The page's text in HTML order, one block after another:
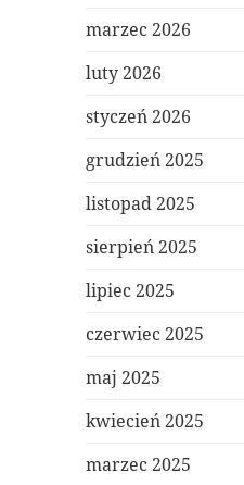
marzec 2026
luty 2026
styczeń 2026
grudzień 2025
listopad 2025
sierpień 2025
lipiec 2025
czerwiec 2025
maj 2025
kwiecień 2025
marzec 2025